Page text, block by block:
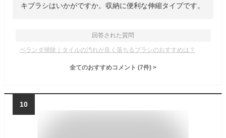
キブラシはいかがですか。収納に便利な伸縮タイプです。
回答された質問
ベランダ掃除｜タイルの汚れが良く落ちるブラシのおすすめは？
全てのおすすめコメント (7件) >
10